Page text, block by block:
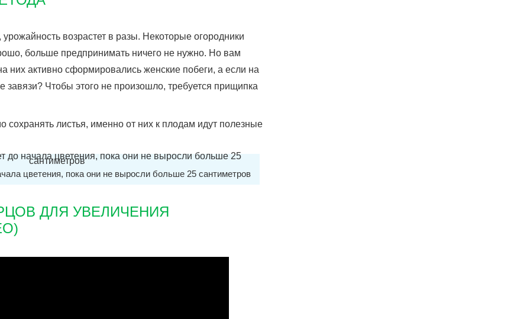
возрастет в разы. Некоторые огородники
больше предпринимать ничего не нужно. Но вам
них активно сформировались женские побеги, а если на
Чтобы этого не произошло, требуется прищипка
листья, именно от них к плодам идут полезные
цветения, пока они не выросли больше 25 сантиметров
ДЛЯ УВЕЛИЧЕНИЯ